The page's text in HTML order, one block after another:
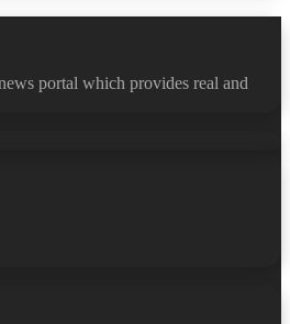
portal which provides real and